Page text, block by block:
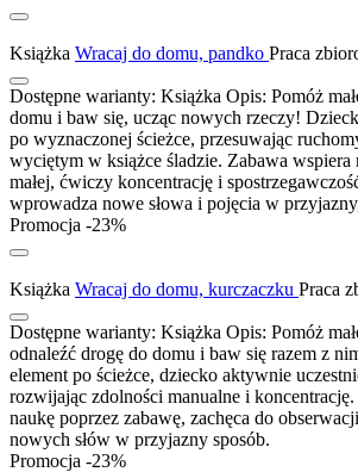
Książka Wracaj do domu, pandko Praca
Dostępne warianty: Książka Opis: Pomóż
domu i baw się, ucząc nowych rzeczy!
po wyznaczonej ścieżce, przesuwając
wyciętym w książce śladzie. Zabawa
małej, ćwiczy koncentrację i
wprowadza nowe słowa i pojęcia w
Promocja -23%
Książka Wracaj do domu, kurczaczku Praca
Dostępne warianty: Książka Opis: Pomóż
odnaleźć drogę do domu i baw się razem z
element po ścieżce, dziecko aktywnie
rozwijając zdolności manualne i
naukę poprzez zabawę, zachęca do
nowych słów w przyjazny sposób.
Promocja -23%